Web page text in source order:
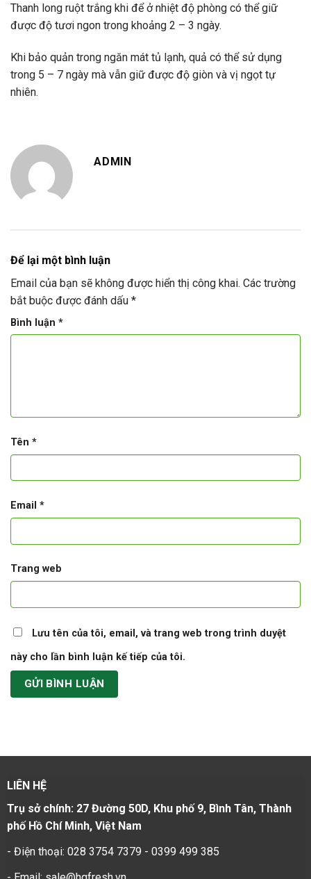
Thanh long ruột trắng khi để ở nhiệt độ phòng có thể giữ
được độ tươi ngon trong khoảng 2 – 3 ngày.
Khi bảo quản trong ngăn mát tủ lạnh, quả có thể sử dụng
trong 5 – 7 ngày mà vẫn giữ được độ giòn và vị ngọt tự
nhiên.
ADMIN
Để lại một bình luận
Email của bạn sẽ không được hiển thị công khai. Các trường
bắt buộc được đánh dấu *
Bình luận *
Tên *
Email *
Trang web
Lưu tên của tôi, email, và trang web trong trình duyệt
này cho lần bình luận kế tiếp của tôi.
LIÊN HỆ
Trụ sở chính: 27 Đường 50D, Khu phố 9, Bình Tân, Thành
phố Hồ Chí Minh, Việt Nam
- Điện thoại: 028 3754 7379 - 0399 499 385